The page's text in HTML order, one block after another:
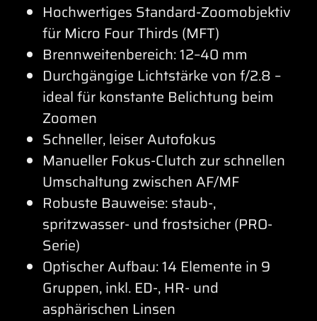
Hochwertiges Standard-Zoomobjektiv
für Micro Four Thirds (MFT)
Brennweitenbereich: 12–40 mm
Durchgängige Lichtstärke von f/2.8 –
ideal für konstante Belichtung beim
Zoomen
Schneller, leiser Autofokus
Manueller Fokus-Clutch zur schnellen
Umschaltung zwischen AF/MF
Robuste Bauweise: staub-,
spritzwasser- und frostsicher (PRO-
Serie)
Optischer Aufbau: 14 Elemente in 9
Gruppen, inkl. ED-, HR- und
asphärischen Linsen